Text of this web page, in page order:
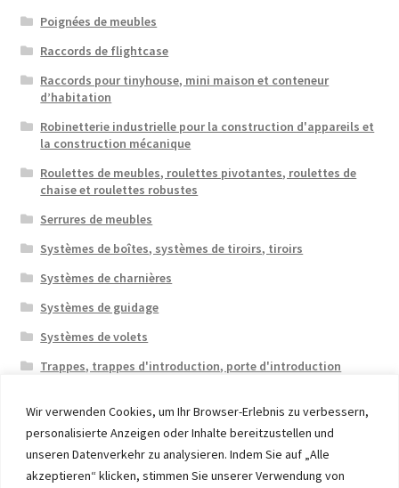
Wir verwenden Cookies, um Ihr Browser-Erlebnis zu verbessern,
personalisierte Anzeigen oder Inhalte bereitzustellen und
unseren Datenverkehr zu analysieren. Indem Sie auf „Alle
akzeptieren“ klicken, stimmen Sie unserer Verwendung von
Poignées de meubles
Raccords de flightcase
Raccords pour tinyhouse, mini maison et conteneur
d’habitation
Robinetterie industrielle pour la construction d'appareils et
la construction mécanique
Roulettes de meubles, roulettes pivotantes, roulettes de
chaise et roulettes robustes
Serrures de meubles
Systèmes de boîtes, systèmes de tiroirs, tiroirs
Systèmes de charnières
Systèmes de guidage
Systèmes de volets
Trappes, trappes d'introduction, porte d'introduction